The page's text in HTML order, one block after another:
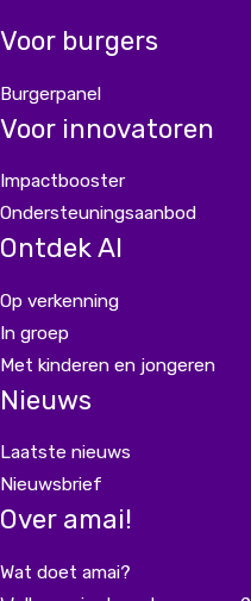
Voor burgers
Burgerpanel
Voor innovatoren
Impactbooster
Ondersteuningsaanbod
Ontdek AI
Op verkenning
In groep
Met kinderen en jongeren
Nieuws
Laatste nieuws
Nieuwsbrief
Over amai!
Wat doet amai?